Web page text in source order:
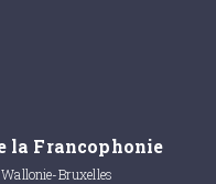
la Francophonie
Bruxelles